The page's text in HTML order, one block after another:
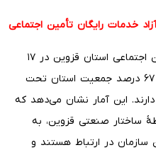
خدمات رایگان تأمین اجتماعی
«حمید کوزه‌گرها» مدیرکل وقت تأمین اجتماعی استان قزوین در ۱۷
بهمن ۱۴۰۲ اعلام کرده بود که حدود ۶۷ درصد جمعیت استان تحت
این آمار نشان می‌دهد که
ساختار صنعتی قزوین، به
در ارتباط هستند و